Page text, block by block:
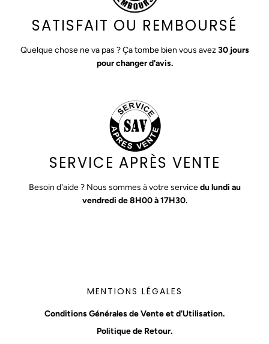
SATISFAIT OU REMBOURSÉ
Quelque chose ne va pas ? Ça tombe bien vous avez30 jours
pour changer d'avis.
SERVICE APRÈS VENTE
Besoin d'aide ? Nous sommes à votre servicedu lundi au
vendredi de 8H00 à 17H30.
MENTIONS LÉGALES
Conditions Générales de Vente et d'Utilisation.
Politique de Retour.